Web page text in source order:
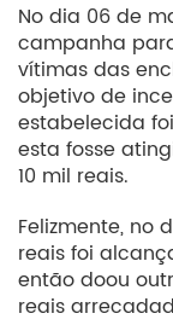
No dia 06 de
campanha
vítimas das
objetivo de
estabelecida
esta fosse
10 mil reais.
Felizmente, no
reais foi
então doou
reais